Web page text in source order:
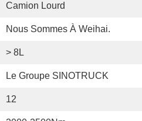
Camion Lourd
Nous Sommes À Weihai.
> 8L
Le Groupe SINOTRUCK
12